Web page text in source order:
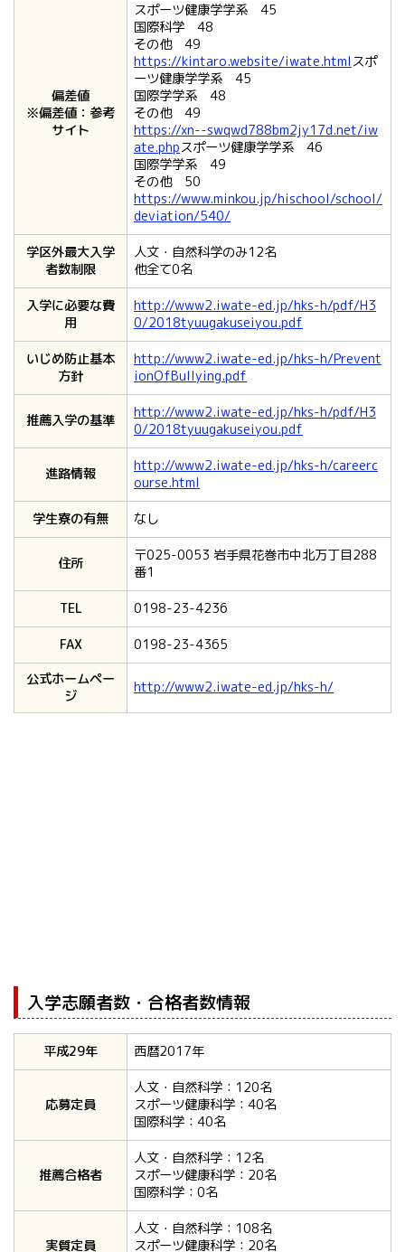
偏差値
※偏差値：参考
サイト
スポーツ健康学学系 45
国際科学 48
その他 49
https://kintaro.website/iwate.html スポ
ーツ健康学学系 45
国際学学系 48
その他 49
https://xn--swqwd788bm2jy17d.net/iw
ate.phpスポーツ健康学学系 46
国際学学系 49
その他 50
https://www.minkou.jp/hischool/school/
deviation/540/
学区外最大入学
者数制限
人文・自然科学のみ12名
他全て0名
入学に必要な費
用
http://www2.iwate-ed.jp/hks-h/pdf/H3
0/2018tyuugakuseiyou.pdf
いじめ防止基本
方針
http://www2.iwate-ed.jp/hks-h/Prevent
ionOfBullying.pdf
推薦入学の基準
http://www2.iwate-ed.jp/hks-h/pdf/H3
0/2018tyuugakuseiyou.pdf
進路情報
http://www2.iwate-ed.jp/hks-h/careerc
ourse.html
学生寮の有無
なし
住所
〒025-0053 岩手県花巻市中北万丁目288
番1
TEL
0198-23-4236
FAX
0198-23-4365
公式ホームペー
ジ
http://www2.iwate-ed.jp/hks-h/
入学志願者数・合格者数情報
平成29年 西暦2017年
応募定員
人文・自然科学：120名
スポーツ健康科学：40名
国際科学：40名
推薦合格者
人文・自然科学：12名
スポーツ健康科学：20名
国際科学：0名
実質定員
人文・自然科学：108名
スポーツ健康科学：20名